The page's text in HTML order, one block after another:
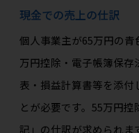
現金での売上の仕訳
個人事業主が65万円の
万円控除・電子帳簿保
表・損益計算書等を添付
とが必要です。55万円
記」の仕訳が求められま